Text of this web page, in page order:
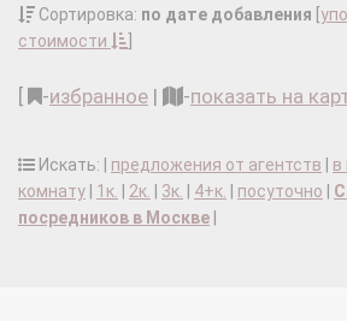
Сортировка: по дате добавления
стоимости
-избранное | -показать на
Искать: | предложения от агентств в
комнату
1к. 2к. 3к. 4+к. посуточно
посредников в Москве